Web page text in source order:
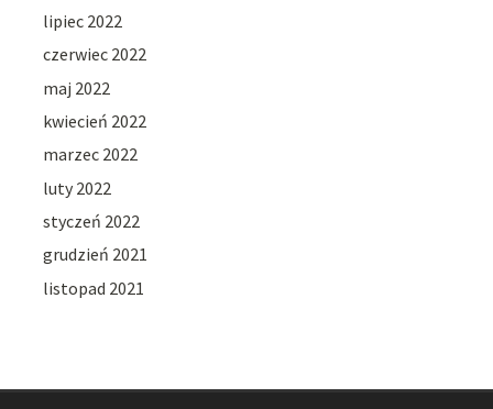
lipiec 2022
czerwiec 2022
maj 2022
kwiecień 2022
marzec 2022
luty 2022
styczeń 2022
grudzień 2021
listopad 2021